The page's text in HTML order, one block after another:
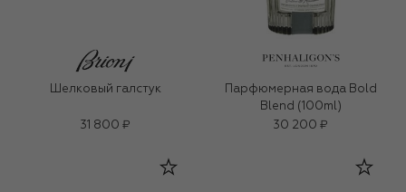
Шелковый галстук
31 800 ₽
Парфюмерная вода Bold
Blend (100ml)
30 200 ₽